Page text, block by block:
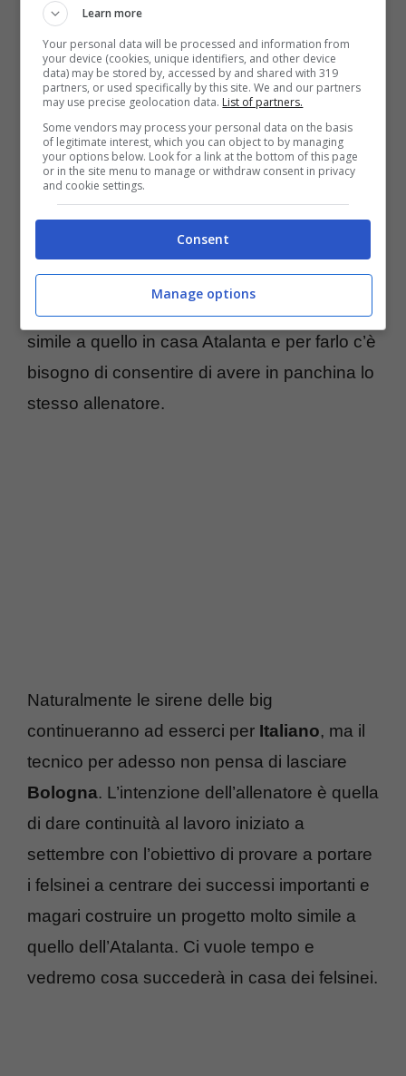
alla stagione. Non sarà assolutamente un
compito semplice visto che il tecnico ha le
idee molto chiare e difficilmente le cambierà.
Stando a quanto riferito dallaRosea, il
BolognaeItalianosono sempre più vicini al
rinnovo. Secondo le ultime informazioni, il
tecnico è pronto a prolungare il contratto fino
al 2027 per dare continuità al lavoro fatto
nelle ultime settimane. L’obiettivo dei felsinei
è quello di dare vita ad un progetto molto
simile a quello in casa Atalanta e per farlo c’è
bisogno di consentire di avere in panchina lo
stesso allenatore.
Naturalmente le sirene delle big
continueranno ad esserci per Italiano, ma il
tecnico per adesso non pensa di lasciare
Bologna. L’intenzione dell’allenatore è quella
di dare continuità al lavoro iniziato a
settembre con l’obiettivo di provare a portare
i felsinei a centrare dei successi importanti e
magari costruire un progetto molto simile a
quello dell’Atalanta. Ci vuole tempo e
vedremo cosa succederà in casa dei felsinei.
Learn more
Your personal data will be processed and information from
your device (cookies, unique identifiers, and other device
data) may be stored by, accessed by and shared with 319
partners, or used specifically by this site. We and our partners
may use precise geolocation data. List of partners.
Some vendors may process your personal data on the basis
of legitimate interest, which you can object to by managing
your options below. Look for a link at the bottom of this page
or in the site menu to manage or withdraw consent in privacy
and cookie settings.
Consent
Manage options